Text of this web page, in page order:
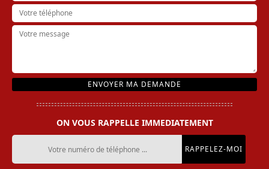
ON VOUS RAPPELLE IMMEDIATEMENT